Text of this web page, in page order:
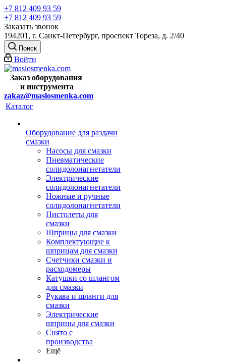
+7 812 409 93 59
+7 812 409 93 59
Заказать звонок
194201, г. Санкт-Петербург, проспект Тореза, д. 2/40
Поиск
Войти
Заказ оборудования
и инструмента
zakaz@maslosmenka.com
Каталог
Оборудование для раздачи
смазки
Насосы для смазки
Пневматические
солидолонагнетатели
Электрические
солидолонагнетатели
Ножные и ручные
солидолонагнетатели
Пистолеты для
смазки
Шприцы для смазки
Комплектующие к
шприцам для смазки
Счетчики смазки и
расходомеры
Катушки со шлангом
для смазки
Рукава и шланги для
смазки
Электрические
шприцы для смазки
Снято с
производства
Ещё